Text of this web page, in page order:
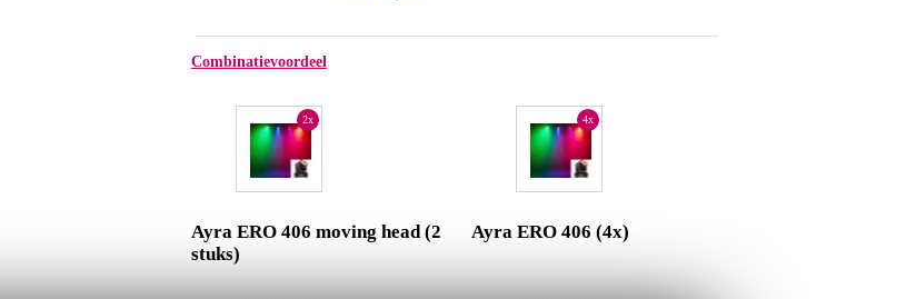
Combinatievoordeel
2x
Ayra ERO 406 moving head (2
stuks)
4x
Ayra ERO 406 (4x)